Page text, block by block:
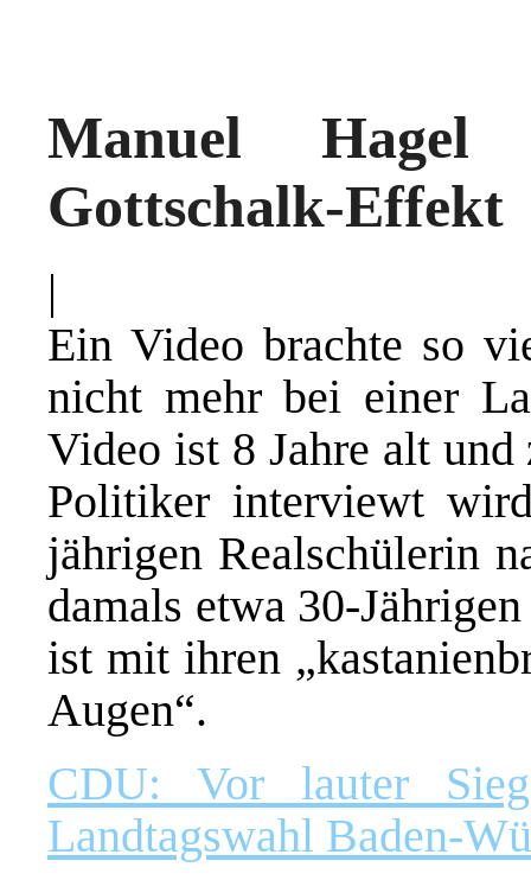
Manuel
Gottschalk-Effekt
|
Ein Video brachte so
nicht mehr bei einer
Video ist 8 Jahre alt
Politiker interviewt
jährigen Realschülerin
damals etwa 30-
ist mit ihren
Augen“.
CDU: Vor lauter
Landtagswahl Baden-